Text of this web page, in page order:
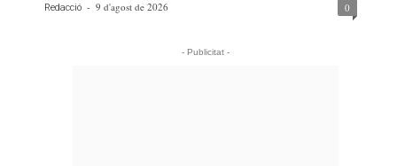
Redacció - 9 d'agost de 2026 0
- Publicitat -